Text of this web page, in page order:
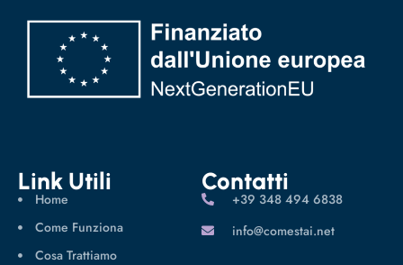
Link Utili
Home
Come Funziona
Cosa Trattiamo
Contatti
‪+39 348 494 6838
info@comestai.net